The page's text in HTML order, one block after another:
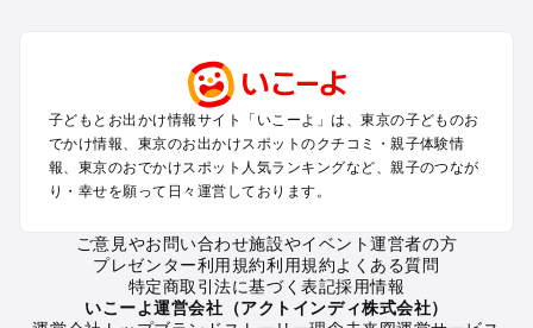
町田・相模原・愛川・上野原のプールお出かけ
渋谷・原宿・恵比寿・中目黒・自由が丘のプールお出かけ
池袋・赤羽・王子・巣鴨・目白・石神井のプールお出かけ
新宿・高田馬場・代々木・千駄ヶ谷のプールお出かけ
銀座・丸の内・日本橋・有楽町・築地・月島のプールお出かけ
小金井・小平・西東京・東村山・東久留米のプールお出かけ
府中・調布・狛江のプールお出かけ
青梅・奥多摩のプールお出かけ
蒲田・大森・羽田周辺のプールお出かけ
子どもとお出かけ情報サイト「いこーよ」は、東京の子どものお
でかけ情報、東京のお出かけスポットのクチコミ・親子体験情
報、東京のおでかけスポット人気ランキングなど、親子のつなが
り・幸せを願って日々運営しております。
ご意見やお問い合わせ施設やイベント運営者の方
プレゼンター利用規約利用規約よくある質問
特定商取引法に基づく表記採用情報
いこーよ運営会社（アクトインディ株式会社）